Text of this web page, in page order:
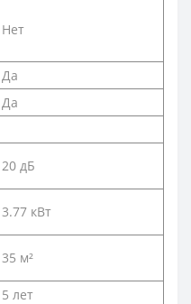
Нет
Да
Да
20 дБ
3.77 кВт
35 м²
5 лет